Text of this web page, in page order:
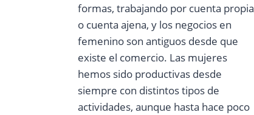
formas, trabajando por cuenta propia
o cuenta ajena, y los negocios en
femenino son antiguos desde que
existe el comercio. Las mujeres
hemos sido productivas desde
siempre con distintos tipos de
actividades, aunque hasta hace poco